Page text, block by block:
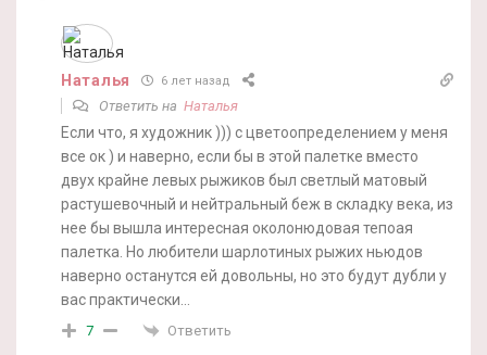
Наталья 6 лет назад
Ответить на Наталья
Если что, я художник ))) с цветоопределением у меня
все ок ) и наверно, если бы в этой палетке вместо
двух крайне левых рыжиков был светлый матовый
растушевочный и нейтральный беж в складку века, из
нее бы вышла интересная околонюдовая тепоая
палетка. Но любители шарлотиных рыжих ньюдов
наверно останутся ей довольны, но это будут дубли у
вас практически…
7 Ответить